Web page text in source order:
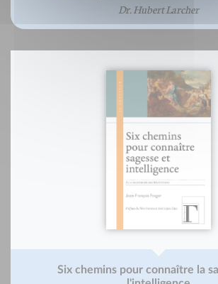
Dr. Hubert Larcher
Six chemins pour connaître la